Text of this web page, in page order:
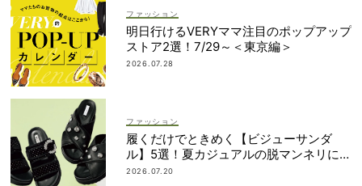
ファッション
明日行けるVERYママ注目のポップアップ
ストア2選！7/29～＜東京編＞
2026.07.28
ファッション
履くだけでときめく【ビジューサンダ
ル】5選！夏カジュアルの脱マンネリに効
果大
2026.07.20